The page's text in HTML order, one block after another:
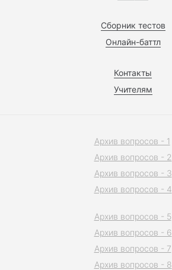
Сборник тестов
Онлайн-баттл
Контакты
Учителям
Архив вопросов - 1
Архив вопросов - 2
Архив вопросов - 3
Архив вопросов - 4
Архив вопросов - 5
Архив вопросов - 6
Архив вопросов - 7
Архив вопросов - 8